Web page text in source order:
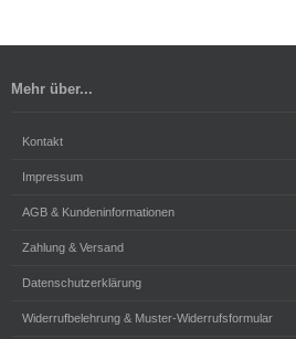
Mehr über...
Kontakt
Impressum
AGB & Kundeninformationen
Zahlung & Versand
Datenschutzerklärung
Widerrufbelehrung & Muster-Widerrufsformular